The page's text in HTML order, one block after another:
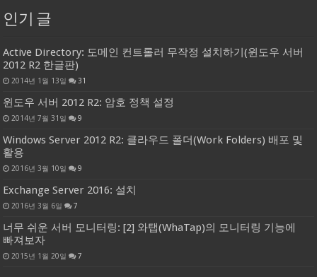
인기 글
Active Directory: 도메인 컨트롤러 무작정 설치하기(윈도우 서버
2012 R2 한글판)
2014년 1월 13일 31
윈도우 서버 2012 R2: 암호 정책 설정
2014년 7월 31일 9
Windows Server 2012 R2: 클라우드 폴더(Work Folders) 배포 및
활용
2016년 3월 10일 9
Exchange Server 2016: 설치
2016년 3월 6일 7
너무 쉬운 서버 모니터링: [2] 와탭(WhaTap)의 모니터링 기능에
빠져보자
2015년 1월 20일 7